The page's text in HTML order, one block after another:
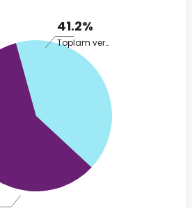
41.2%
Toplam vergi